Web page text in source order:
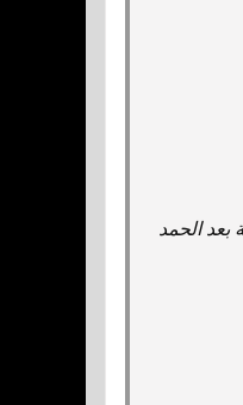
‌بعد‌ الحمد